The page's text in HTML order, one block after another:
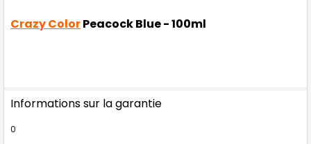
Crazy ColorPeacock Blue - 100ml
Informations sur la garantie
0